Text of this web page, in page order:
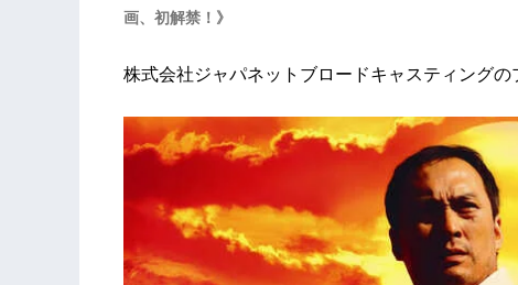
画、初解禁！》
株式会社ジャパネットブロードキャスティングの